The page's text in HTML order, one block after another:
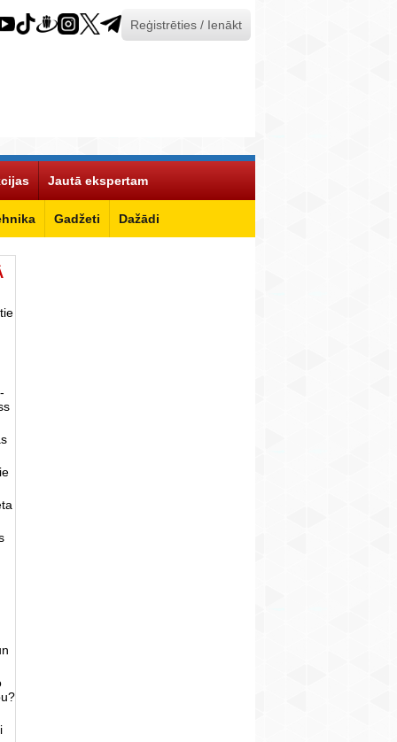
Reģistrēties / Ienākt
Gadžeti Dažādi
Jautā ekspertam